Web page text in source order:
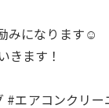
みになります☺️
きます！
#エアコンクリ